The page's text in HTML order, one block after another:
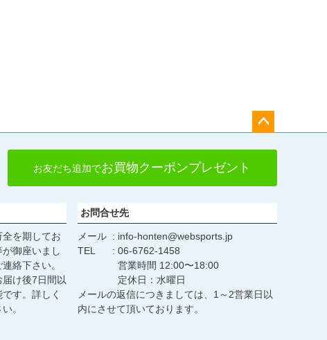
へ
お友だち追加でお買物クーポンプレゼント
を期してお
御座いまし
絡下さい。
け後7日間以
す。詳しく
。
お問合せ先
メール
info-honten@websports.jp
TEL
06-6762-1458
営業時間 12:00〜18:00
定休日：水曜日
メールの返信につきましては、1～2営業日以
内にさせて頂いております。